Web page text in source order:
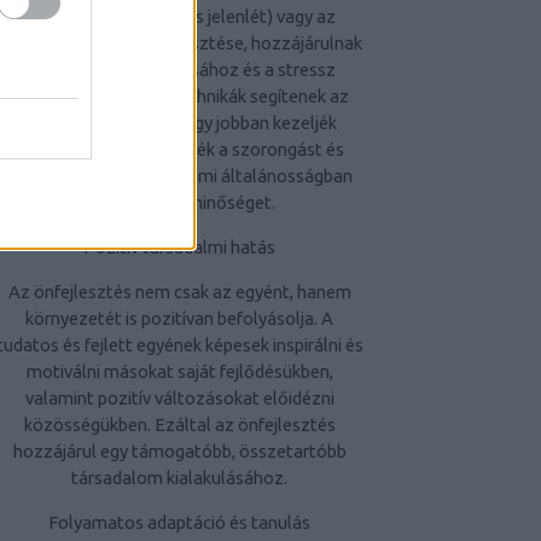
a mindfulness (tudatos jelenlét) vagy az
érzelmi intelligencia fejlesztése, hozzájárulnak
az érzelmi jólét javításához és a stressz
kezeléséhez. Ezek a technikák segítenek az
egyéneknek abban, hogy jobban kezeljék
érzelmeiket, csökkentsék a szorongást és
növeljék a belső békét, ami általánosságban
javítja az életminőséget.
Pozitív társadalmi hatás
Az önfejlesztés nem csak az egyént, hanem
környezetét is pozitívan befolyásolja. A
és fejlett egyének képesek inspirálni és
motiválni másokat saját fejlődésükben,
valamint pozitív változásokat előidézni
közösségükben. Ezáltal az önfejlesztés
hozzájárul egy támogatóbb, összetartóbb
társadalom kialakulásához.
Folyamatos adaptáció és tanulás